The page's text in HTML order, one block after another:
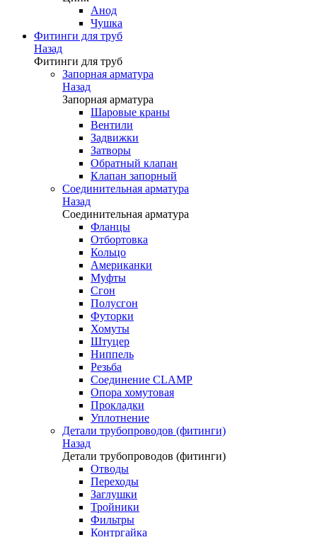
Анод
Чушка
Фитинги для труб
Назад
Фитинги для труб
Запорная арматура
Назад
Запорная арматура
Шаровые краны
Вентили
Задвижки
Затворы
Обратный клапан
Клапан запорный
Соединительная арматура
Назад
Соединительная арматура
Фланцы
Отбортовка
Кольцо
Американки
Муфты
Сгон
Полусгон
Футорки
Хомуты
Штуцер
Ниппель
Резьба
Соединение CLAMP
Опора хомутовая
Прокладки
Уплотнение
Детали трубопроводов (фитинги)
Назад
Детали трубопроводов (фитинги)
Отводы
Переходы
Заглушки
Тройники
Фильтры
Контргайка